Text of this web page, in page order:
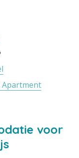
Apartment
voor